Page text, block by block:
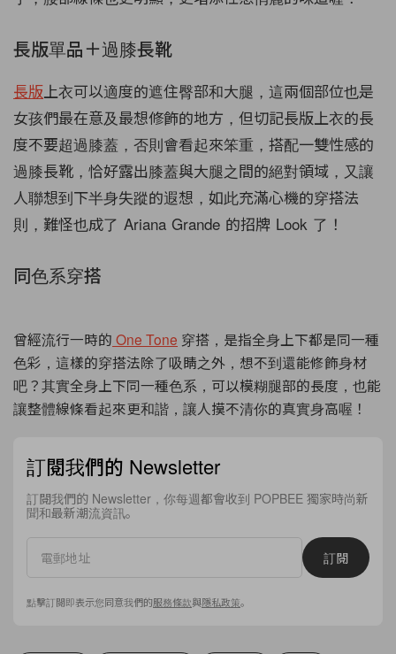
長版單品＋過膝長靴
長版 上衣可以適度的遮住臀部和大腿，這兩個部位也是
女孩們最在意及最想修飾的地方，但切記長版上衣的長
度不要超過膝蓋，否則會看起來笨重，搭配一雙性感的
過膝長靴，恰好露出膝蓋與大腿之間的絕對領域，又讓
人聯想到下半身失蹤的遐想，如此充滿心機的穿搭法
則，難怪也成了 Ariana Grande 的招牌 Look 了！
同色系穿搭
曾經流行一時的 One Tone 穿搭，是指全身上下都是同一種
色彩，這樣的穿搭法除了吸睛之外，想不到還能修飾身材
吧？其實全身上下同一種色系，可以模糊腿部的長度，也能
讓整體線條看起來更和諧，讓人摸不清你的真實身高喔！
訂閱我們的 Newsletter
訂閱我們的 Newsletter，你每週都會收到 POPBEE 獨家時尚新
聞和最新潮流資訊。
訂閱
點擊訂閱即表示您同意我們的服務條款與隱私政策。